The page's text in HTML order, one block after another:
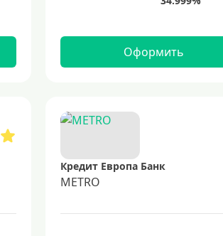
Оформить
Кредит Европа Банк
METRO